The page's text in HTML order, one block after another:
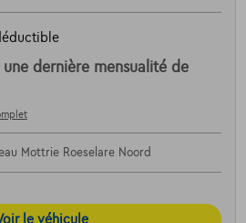
une dernière mensualité de
Mottrie Roeselare Noord
le véhicule